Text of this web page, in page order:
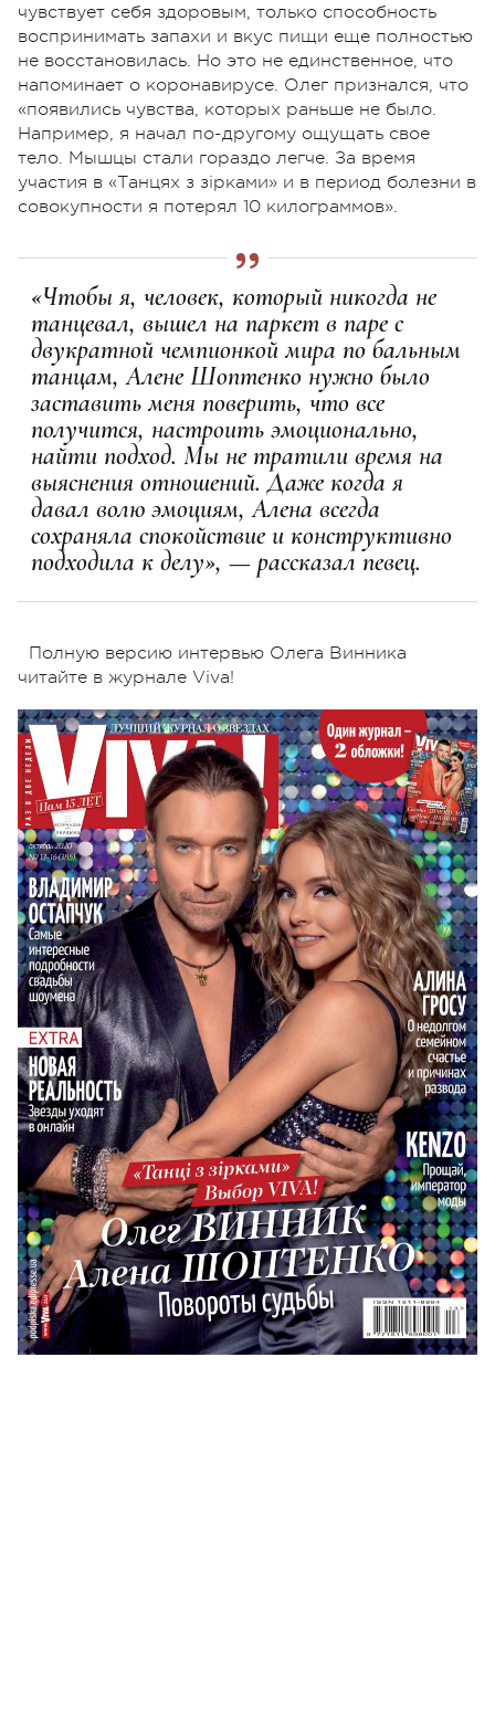
чувствует себя здоровым, только способность
воспринимать запахи и вкус пищи еще полностью
не восстановилась. Но это не единственное, что
напоминает о коронавирусе. Олег признался, что
«появились чувства, которых раньше не было.
Например, я начал по-другому ощущать свое
тело. Мышцы стали гораздо легче. За время
участия в «Танцях з зірками» и в период болезни в
совокупности я потерял 10 килограммов».
«Чтобы я, человек, который никогда не
танцевал, вышел на паркет в паре с
двукратной чемпионкой мира по бальным
танцам, Алене Шоптенко нужно было
заставить меня поверить, что все
получится, настроить эмоционально,
найти подход. Мы не тратили время на
выяснения отношений. Даже когда я
давал волю эмоциям, Алена всегда
сохраняла спокойствие и конструктивно
подходила к делу», — рассказал певец.
Полную версию интервью Олега Винника
читайте в журнале Viva!